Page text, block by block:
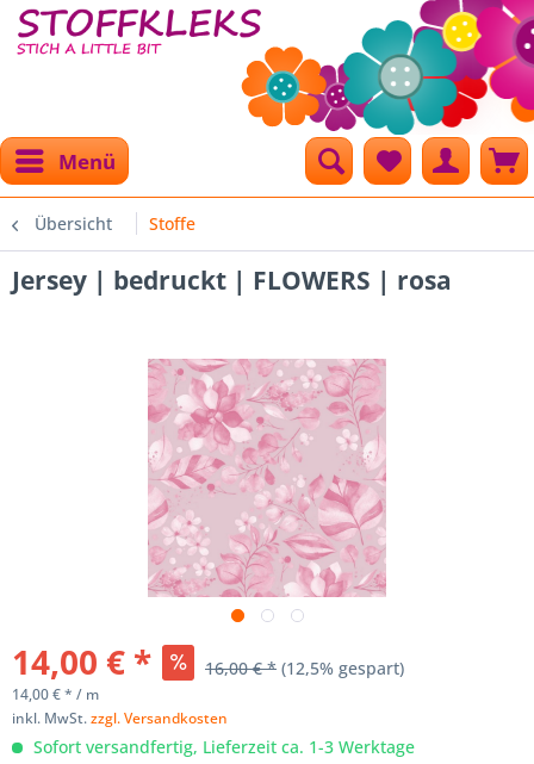
Menü
Übersicht Stoffe
Jersey | bedruckt | FLOWERS | rosa
14,00 € * 16,00 € * (12,5% gespart)
14,00 € * / m
inkl. MwSt.zzgl. Versandkosten
Sofort versandfertig, Lieferzeit ca. 1-3 Werktage